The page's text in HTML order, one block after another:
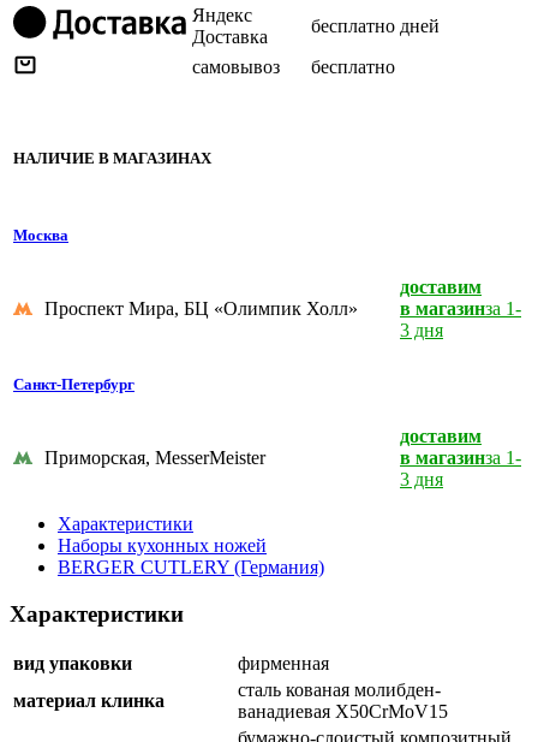
Яндекс
Доставка
бесплатно дней
самовывоз
бесплатно
НАЛИЧИЕ В МАГАЗИНАХ
Москва
Проспект Мира, БЦ «Олимпик Холл»
доставим
в магазинза 1-
3 дня
Санкт-Петербург
Приморская, MesserMeister
доставим
в магазинза 1-
3 дня
Характеристики
Наборы кухонных ножей
BERGER CUTLERY (Германия)
Характеристики
вид упаковки
фирменная
материал клинка
сталь кованая молибден-
ванадиевая X50CrMoV15